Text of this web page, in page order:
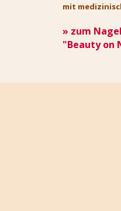
mit
» zum
"Beauty on